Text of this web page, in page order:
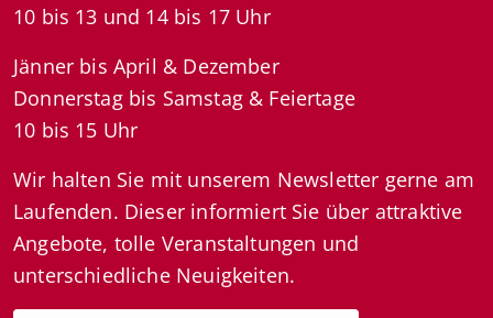
10 bis 13 und 14 bis 17 Uhr
Jänner bis April & Dezember
Donnerstag bis Samstag & Feiertage
10 bis 15 Uhr
Wir halten Sie mit unserem Newsletter gerne am
Laufenden. Dieser informiert Sie über attraktive
Angebote, tolle Veranstaltungen und
unterschiedliche Neuigkeiten.